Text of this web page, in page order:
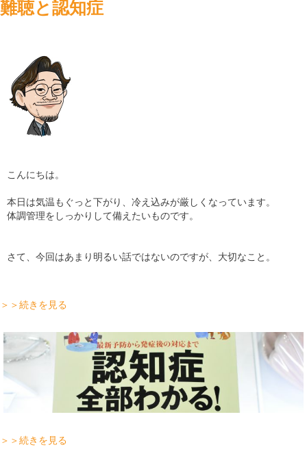
難聴と認知症
こんにちは。
本日は気温もぐっと下がり、冷え込みが厳しくなっています。
体調管理をしっかりして備えたいものです。
さて、今回はあまり明るい話ではないのですが、大切なこと。
＞＞続きを見る
＞＞続きを見る